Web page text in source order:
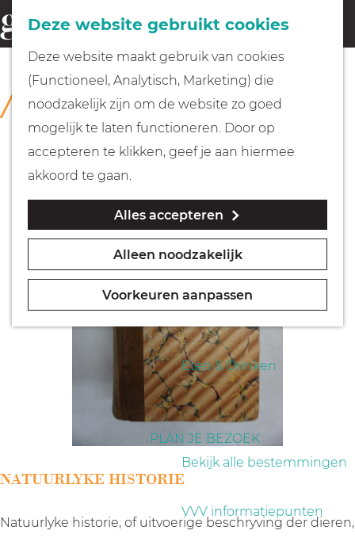
Deze website gebruikt cookies
Deze website maakt gebruik van cookies
(Functioneel, Analytisch, Marketing) die
noodzakelijk zijn om de website zo goed
mogelijk te laten functioneren. Door op
accepteren te klikken, geef je aan hiermee
akkoord te gaan.
Alles accepteren
Alleen noodzakelijk
Voorkeuren aanpassen
G
a
Fietsen
Wandelen
Geocachen
Naar het museum
Eten & Drinken
PLAN JE BEZOEK
Bekijk alle bestemmingen
VVV informatiepunten
o
e
k
e
n
COLLECTIE
Rijksmuseum Muiderslot
NATUURLYKE HISTORIE
Natuurlyke historie, of uitvoerige beschryving der dieren,